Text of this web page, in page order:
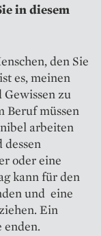
in diesem
den Sie
es, meinen
Gewissen zu
Beruf müssen
arbeiten
dessen
oder eine
kann für den
und eine
Ein
enden.